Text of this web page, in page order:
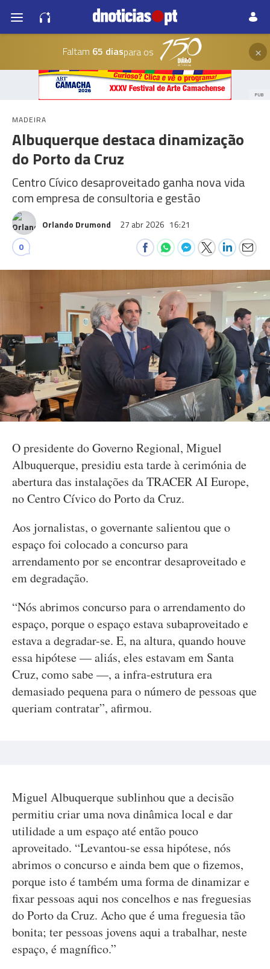
Faltam 65 diaspara os ×
PUB
MADEIRA
Albuquerque destaca dinamização
do Porto da Cruz
Centro Cívico desaproveitado ganha nova vida
com empresa de consultoria e gestão
Orlando Drumond 27 abr 2026 16:21
0
O presidente do Governo Regional, Miguel
Albuquerque, presidiu esta tarde à cerimónia de
abertura das instalações da TRACER AI Europe,
no Centro Cívico do Porto da Cruz.
Aos jornalistas, o governante salientou que o
espaço foi colocado a concurso para
arrendamento por se encontrar desaproveitado e
em degradação.
“Nós abrimos concurso para o arrendamento do
espaço, porque o espaço estava subaproveitado e
estava a degradar-se. E, na altura, quando houve
essa hipótese — aliás, eles estavam em Santa
Cruz, como sabe —, a infra-estrutura era
demasiado pequena para o número de pessoas que
queriam contratar”, afirmou.
Miguel Albuquerque sublinhou que a decisão
permitiu criar uma nova dinâmica local e dar
utilidade a um espaço até então pouco
aproveitado. “Levantou-se essa hipótese, nós
abrimos o concurso e ainda bem que o fizemos,
porque isto é também uma forma de dinamizar e
fixar pessoas aqui nos concelhos e nas freguesias
do Porto da Cruz. Acho que é uma freguesia tão
bonita; ter pessoas jovens aqui a trabalhar, neste
espaço, é magnífico.”